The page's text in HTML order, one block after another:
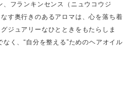
、フランキンセンス（ニュウコウジ
す奥行きのあるアロマは、心を落ち着
ジュアリーなひとときをもたらしま
く、“自分を整える”ためのヘアオイル